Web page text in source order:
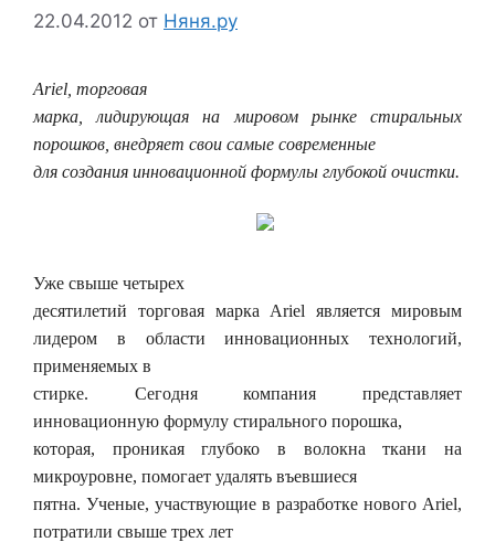
22.04.2012 от Няня.ру
Ariel , торговая
марка, лидирующая на мировом рынке стиральных
порошков, внедряет свои самые современные
для создания инновационной формулы глубокой очистки.
Уже свыше четырех
десятилетий торговая марка Ariel является мировым
лидером в области инновационных технологий,
применяемых в
стирке. Сегодня компания представляет
инновационную формулу стирального порошка,
которая, проникая глубоко в волокна ткани на
микроуровне, помогает удалять въевшиеся
пятна. Ученые, участвующие в разработке нового Ariel,
потратили свыше трех лет